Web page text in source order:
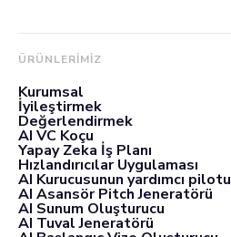
ÜRÜNLERIMIZ
Kurumsal
İyileştirmek
Değerlendirmek
AI VC Koçu
Yapay Zeka İş Planı
Hızlandırıcılar Uygulaması
AI Kurucusunun yardımcı pilotu
AI Asansör Pitch Jeneratörü
AI Sunum Oluşturucu
AI Tuval Jeneratörü